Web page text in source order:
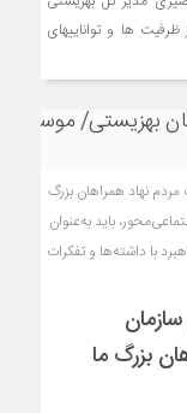
ها و تواناییهای
مردم نهاد همراهان بزرگ
باید به‌عنوان
با داشته‌ها و تفکرات
بزرگ ما